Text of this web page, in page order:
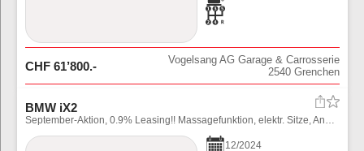
CHF 61’800.-
Vogelsang AG Garage & Carrosserie
2540 Grenchen
BMW iX2
September-Aktion, 0.9% Leasing!! Massagefunktion, elektr. Sitze, Anhängerkupplung!! Neupreis über CHF 80000.-- !!!
12/2024